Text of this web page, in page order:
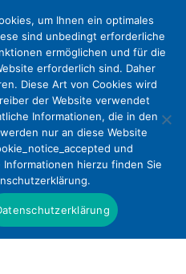
Tag –
sichern
um Ihnen ein optimales
sind unbedingt erforderliche
ermöglichen und für die
erforderlich sind. Daher
Diese Art von Cookies wird
der Website verwendet
Informationen, die in den
nur an diese Website
und
hierzu finden Sie